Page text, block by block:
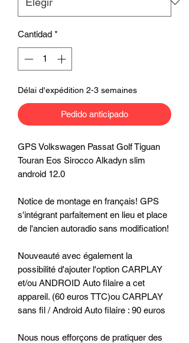
Cantidad *
Délai d'expédition 2-3 semaines
Pedido anticipado
GPS Volkswagen Passat Golf Tiguan
Touran Eos Sirocco Alkadyn slim
android 12.0
Notice de montage en français! GPS
s'intégrant parfaitement en lieu et place
de l'ancien autoradio sans modification!
Nouveauté avec également la
possibilité d'ajouter l'option CARPLAY
et/ou ANDROID Auto filaire a cet
appareil. (60 euros TTC)ou CARPLAY
sans fil / Android Auto filaire : 90 euros
Nous nous efforçons de pratiquer des